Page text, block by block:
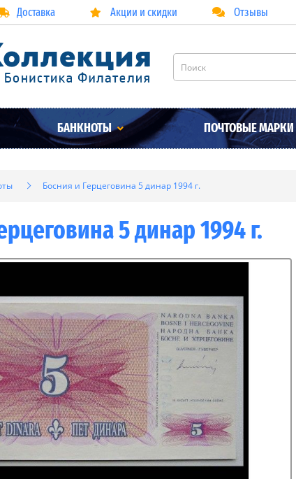
Доставка Акции и скидки Отзывы
БАНКНОТЫ ПОЧТОВЫЕ МАРКИ
Босния и Герцеговина 5 динар 1994 г.
5 динар 1994 г.